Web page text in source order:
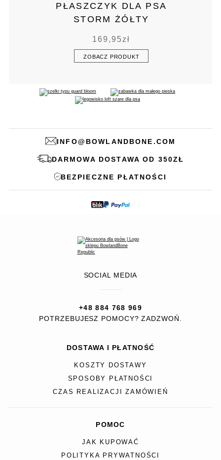
PŁASZCZYK DLA PSA
STORM ŻÓŁTY
169,95zł
ZOBACZ PRODUKT
INFO@BOWLANDBONE.COM
DARMOWA DOSTAWA OD 350ZŁ
BEZPIECZNE PŁATNOŚCI
SOCIAL MEDIA
+48 884 768 969
POTRZEBUJESZ POMOCY? ZADZWOŃ.
DOSTAWA I PŁATNOŚĆ
KOSZTY DOSTAWY
SPOSOBY PŁATNOŚCI
CZAS REALIZACJI ZAMÓWIEŃ
POMOC
JAK KUPOWAĆ
POLITYKA PRYWATNOŚCI